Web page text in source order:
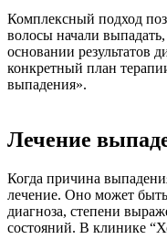
Комплексный подход
волосы начали
основании результатов
конкретный план
выпадения».
Лечение
Когда причина
лечение. Оно может
диагноза, степени
состояний. В клинике